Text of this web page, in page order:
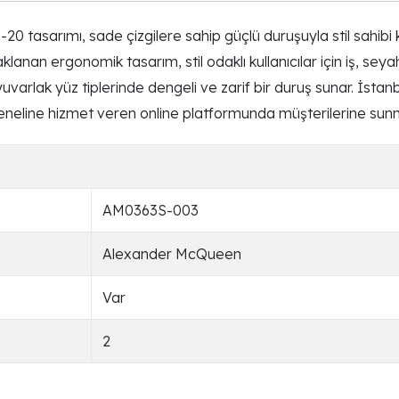
tasarımı, sade çizgilere sahip güçlü duruşuyla stil
ergonomik tasarım, stil odaklı kullanıcılar için iş,
yüz tiplerinde dengeli ve zarif bir duruş sunar.
hizmet veren online platformunda müşterilerine
AM0363S-003
Alexander McQueen
Var
2